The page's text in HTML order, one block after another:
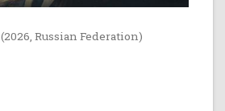
(2026, Russian Federation)